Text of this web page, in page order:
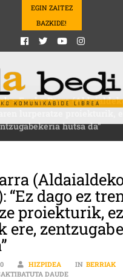
EGIN ZAITEZ
BAZKIDE!
>Eneko Parra
hutsa da”
“Ez dago ez
proiekturik,
ere,
HIZPIDEA IN BERRIAK
DAUDEENEKO PARRA